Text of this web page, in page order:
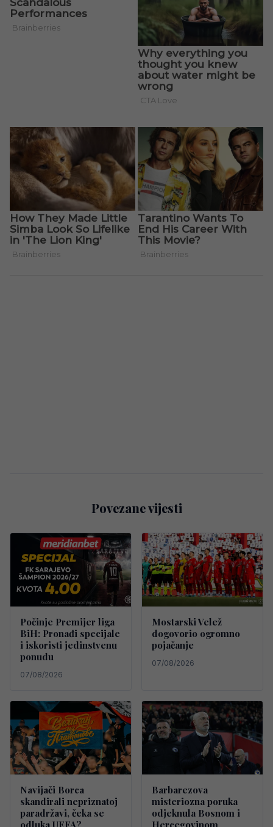
Povezane vijesti
Počinje Premijer liga
BiH: Pronađi specijale
i iskoristi jedinstvenu
ponudu
07/08/2026
Mostarski Velež
dogovorio ogromno
pojačanje
07/08/2026
Navijači Borca
skandirali nepriznatoj
paradržavi, čeka se
odluka UEFA?
Barbarezova
misteriozna poruka
odjeknula Bosnom i
Hercegovinom